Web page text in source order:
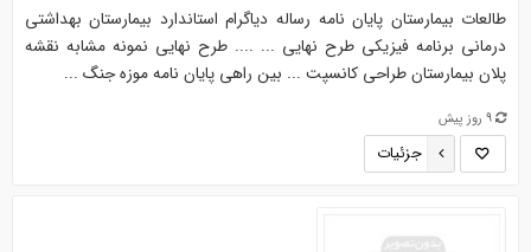
طالعات بیمارستان پایان نامه رساله دیاگرام استاندارد بیمارستان بهداشتی
درمانی برنامه فیزیکی طرح نهایی ... .... طرح نهایی نمونه مشابه نقشه
پلان بیمارستان طراحی کانسپت ... بین راهی پایان نامه موزه جنگ ...
9 روز پیش
جزئیات